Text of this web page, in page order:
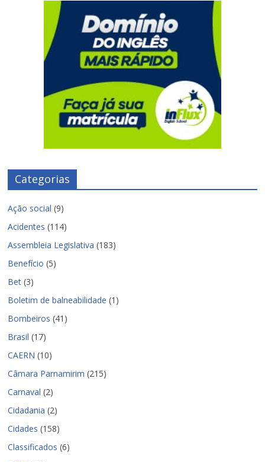
Categorias
Ação social (9)
Acidentes (114)
Assembleia Legislativa (183)
Benefício (5)
Bet (3)
Boletim de balneabilidade (1)
Bombeiros (41)
Brasil (17)
CAERN (10)
Câmara Parnamirim (215)
Carnaval (2)
Cidadania (2)
Cidades (158)
Classificados (6)